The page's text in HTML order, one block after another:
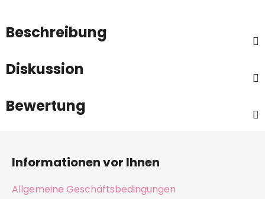
Beschreibung
Diskussion
Bewertung
Informationen vor Ihnen
Allgemeine Geschäftsbedingungen